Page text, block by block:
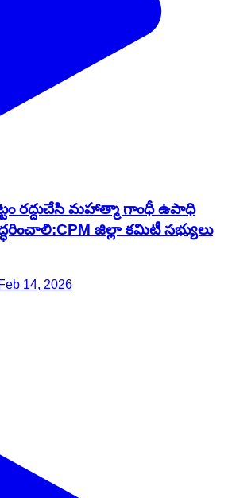
రద్దుచేసి మహాత్మా గాంధీ ఉపాధి
జిల్లా కమిటీ సభ్యులు
14, 2026